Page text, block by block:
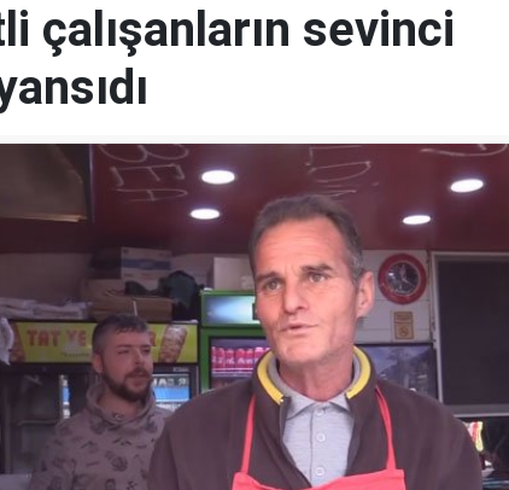
çalışanların sevinci